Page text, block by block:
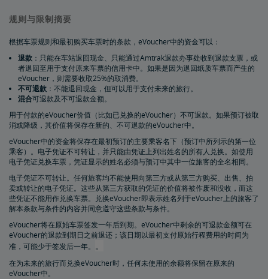
无障碍旅行服务
为残障乘客预订车票
服务性动物
Amtrak联程巴士和无障碍服务
轮椅类辅具
残障乘客用餐服务
车站无障碍设施
与同伴/看护一同旅行
无障碍旅行请求
氧气设备
无歧视政策
计划和预订提示
预订行程的窍门
给资深乘客的提示
长途旅行小贴士
初次骑行者须知
Amtrak应用程序
购买旅行保险，保障安心出行
人身与财产安全
乘客身份识别
个人安全
加拿大跨境
下一代Acela列车车载安全系统
国际游客
Trails & Rails铁路计划
私有列车车厢
规则与限制摘要
根据车票规则和最初购买车票时的条款，eVoucher中的资金可以：
退款 ：只能在车站退回现金、只能通过Amtrak退款办事处收到退款支票，或
者退回至用于支付原来车票的信用卡中。如果是因为退回纸质车票而产生的
eVoucher，则需要收取25%的取消费。
不可退款 ：不能退回现金，但可以用于支付未来的旅行。
混合可退款及不可退款金额。
用于付款的eVoucher价值（比如已兑换的eVoucher）不可退款。如果预订被取
消或降级，其价值将保存在新的、不可退款的eVoucher中。
eVoucher中的资金将保存在最初预订的主要乘客名下（预订中所列示的第一位
乘客）。电子凭证不可转让，并只能由凭证上列出姓名的所有人兑换。如使用
电子凭证兑换车票，凭证显示的姓名必须与预订中其中一位旅客的全名相同。
电子凭证不可转让。任何旅客均不能使用向第三方或从第三方购买、出售、拍
卖或转让的电子凭证。这些从第三方获取的凭证的价值将被作废和没收，而这
些凭证不能用作兑换车票。兑换eVoucher即表示姓名列于eVoucher上的旅客了
解本条款与条件的内容并同意遵守这些条款与条件。
eVoucher将在原始车票签发一年后到期。eVoucher中剩余的可退款金额可在
eVoucher的退款到期日之前退还；该日期以最初支付原始行程费用的时间为
准，可能少于签发后一年。 。
在为未来的旅行而兑换eVoucher时，任何未使用的余额将保留在原来的
eVoucher中。